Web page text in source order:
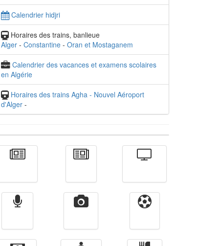
Calendrier hidjri
Horaires des trains, banlieue
Alger - Constantine - Oran et Mostaganem
Calendrier des vacances et examens scolaires
en Algérie
Horaires des trains Agha - Nouvel Aéroport
d'Alger -